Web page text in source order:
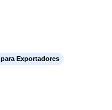
Exportadores